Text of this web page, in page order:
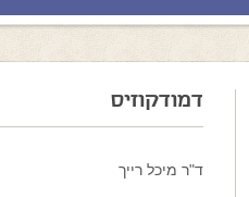
דמודקוזיס
ד"ר מיכל רייך